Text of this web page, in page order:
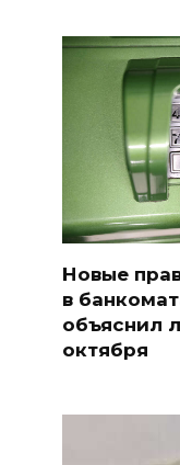
Новые
в
объяснил
октября